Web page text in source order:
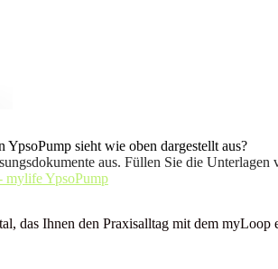
sieht wie oben dargestellt aus?
aus. Füllen Sie die Unterlagen
mylife YpsoPump
das Ihnen den Praxisalltag mit dem myLoop